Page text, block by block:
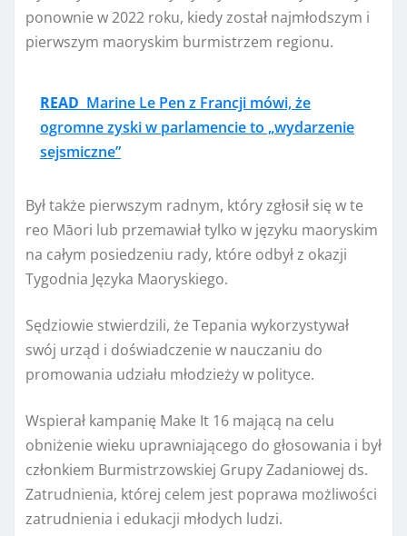
ponownie w 2022 roku, kiedy został najmłodszym i
pierwszym maoryskim burmistrzem regionu.
READ Marine Le Pen z Francji mówi, że
ogromne zyski w parlamencie to „wydarzenie
sejsmiczne”
Był także pierwszym radnym, który zgłosił się w te
reo Māori lub przemawiał tylko w języku maoryskim
na całym posiedzeniu rady, które odbył z okazji
Tygodnia Języka Maoryskiego.
Sędziowie stwierdzili, że Tepania wykorzystywał
swój urząd i doświadczenie w nauczaniu do
promowania udziału młodzieży w polityce.
Wspierał kampanię Make It 16 mającą na celu
obniżenie wieku uprawniającego do głosowania i był
członkiem Burmistrzowskiej Grupy Zadaniowej ds.
Zatrudnienia, której celem jest poprawa możliwości
zatrudnienia i edukacji młodych ludzi.